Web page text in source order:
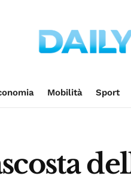
Mobilità Sport